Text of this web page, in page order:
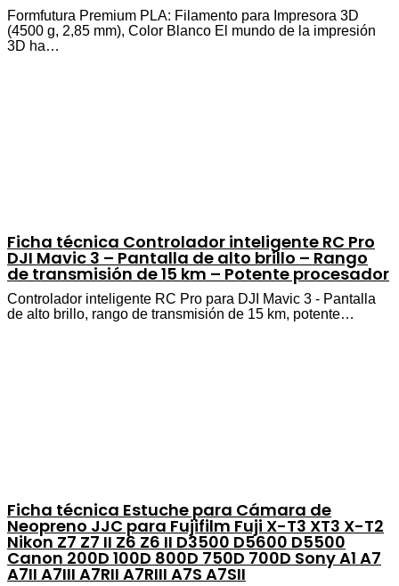
Formfutura Premium PLA: Filamento para Impresora 3D
(4500 g, 2,85 mm), Color Blanco El mundo de la impresión
3D ha…
Ficha técnica Controlador inteligente RC Pro
DJI Mavic 3 – Pantalla de alto brillo – Rango
de transmisión de 15 km – Potente procesador
Controlador inteligente RC Pro para DJI Mavic 3 - Pantalla
de alto brillo, rango de transmisión de 15 km, potente…
Ficha técnica Estuche para Cámara de
Neopreno JJC para Fujifilm Fuji X-T3 XT3 X-T2
Nikon Z7 Z7 II Z6 Z6 II D3500 D5600 D5500
Canon 200D 100D 800D 750D 700D Sony A1 A7
A7II A7III A7RII A7RIII A7S A7SII